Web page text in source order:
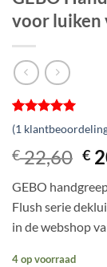
voor luiken
Gewaardeerd
5op 5
gebaseerd
op
1
(1
€22,60
€
€
GEBO
Flush serie
in de webshop
4 op voorraad